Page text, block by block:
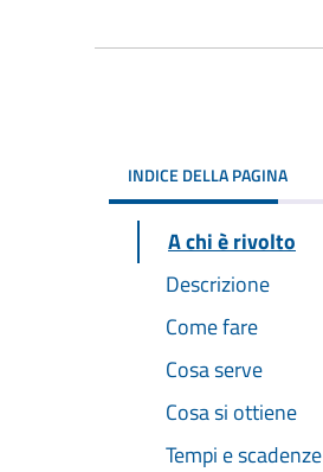
INDICE DELLA PAGINA
A chi è rivolto
Descrizione
Come fare
Cosa serve
Cosa si ottiene
Tempi e scadenze